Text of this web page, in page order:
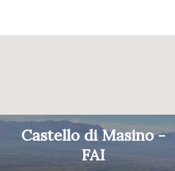
Castello di Masino -
FAI